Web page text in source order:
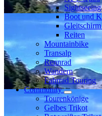
Sightseeing
Boot und
Reiten
Mountainbike
Transalp
Rennrad
Wandern
Fahrrad Touring
Community
Tourenkönige
Gelbes Trikot